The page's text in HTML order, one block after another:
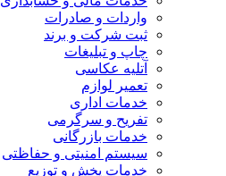
واردات و صادرات
ثبت شرکت و برند
چاپ و تبلیغات
آتلیه عکاسی
تعمیر لوازم
خدمات اداری
تفریح و سرگرمی
خدمات بازرگانی
سیستم امنیتی و حفاظتی
خدمات پخش و توزیع